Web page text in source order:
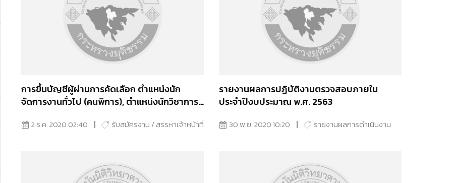
การขึ้นบัญชีผู้ผ่านการคัดเลือก ตำแหน่งนัก
จัดการงานทั่วไป (คนพิการ), ตำแหน่งนักวิชาการ
และตำแหน่งช่างภาพการแพทย์
2 ธ.ค. 2020 02:40 รับสมัครงาน / สรรหาเจ้าหน้าที่
รายงานผลการปฏิบัติงานตรวจสอบภายใน
ประจำปีงบประมาณ พ.ศ. 2563
30 พ.ย. 2020 10:20 รายงานผลการดำเนินงาน